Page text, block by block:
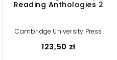
Reading Anthologies 2
Cambridge University Press
123,50 zł